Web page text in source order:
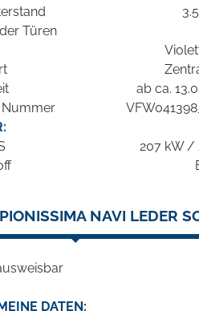
Türen
ab ca.
Nummer
207 kW /
NAVI LEDER
DATEN: